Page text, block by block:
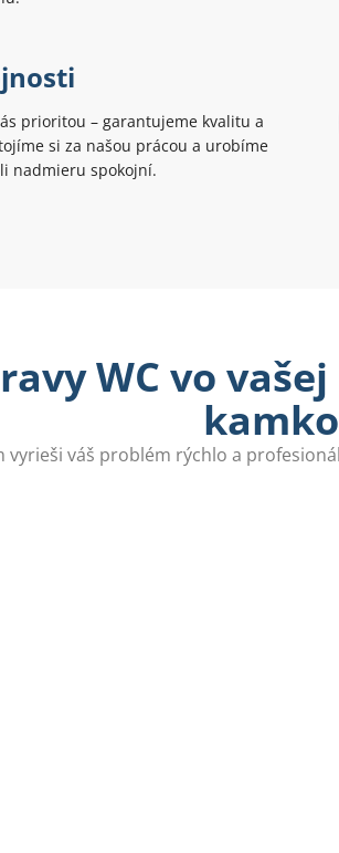
prioritou – garantujeme kvalitu a
si za našou prácou a urobíme
nadmieru spokojní.
WC vo
vyrieši váš problém rýchlo a